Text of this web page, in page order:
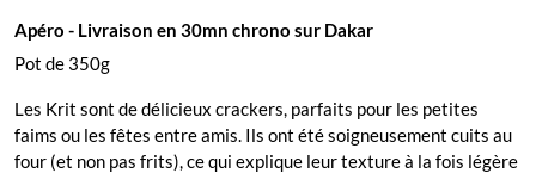
Apéro - Livraison en 30mn chrono sur Dakar
Pot de 350g
Les Krit sont de délicieux crackers, parfaits pour les petites
faims ou les fêtes entre amis. Ils ont été soigneusement cuits au
four (et non pas frits), ce qui explique leur texture à la fois légère